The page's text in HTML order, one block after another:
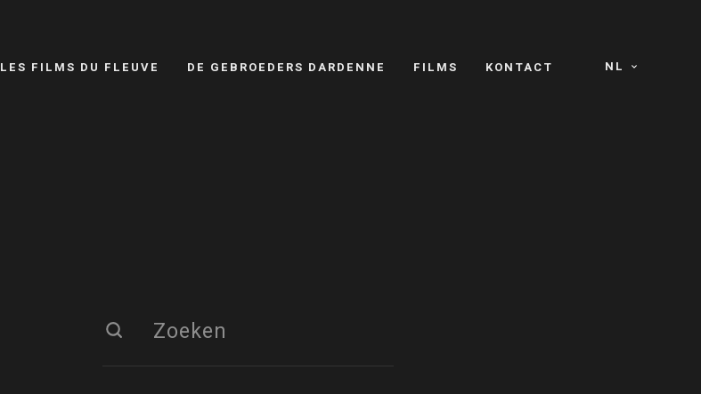
NL
LES FILMS DU FLEUVE DE GEBROEDERS DARDENNE FILMS KONTACT